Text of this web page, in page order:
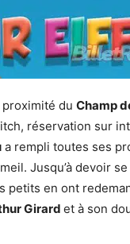
du Champ
réservation sur
a rempli toutes ses
Jusqu’à devoir
petits en ont
Girard et à son